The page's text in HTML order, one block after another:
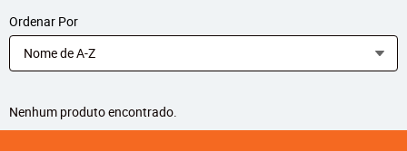
Ordenar Por
Nome de A-Z
Nenhum produto encontrado.